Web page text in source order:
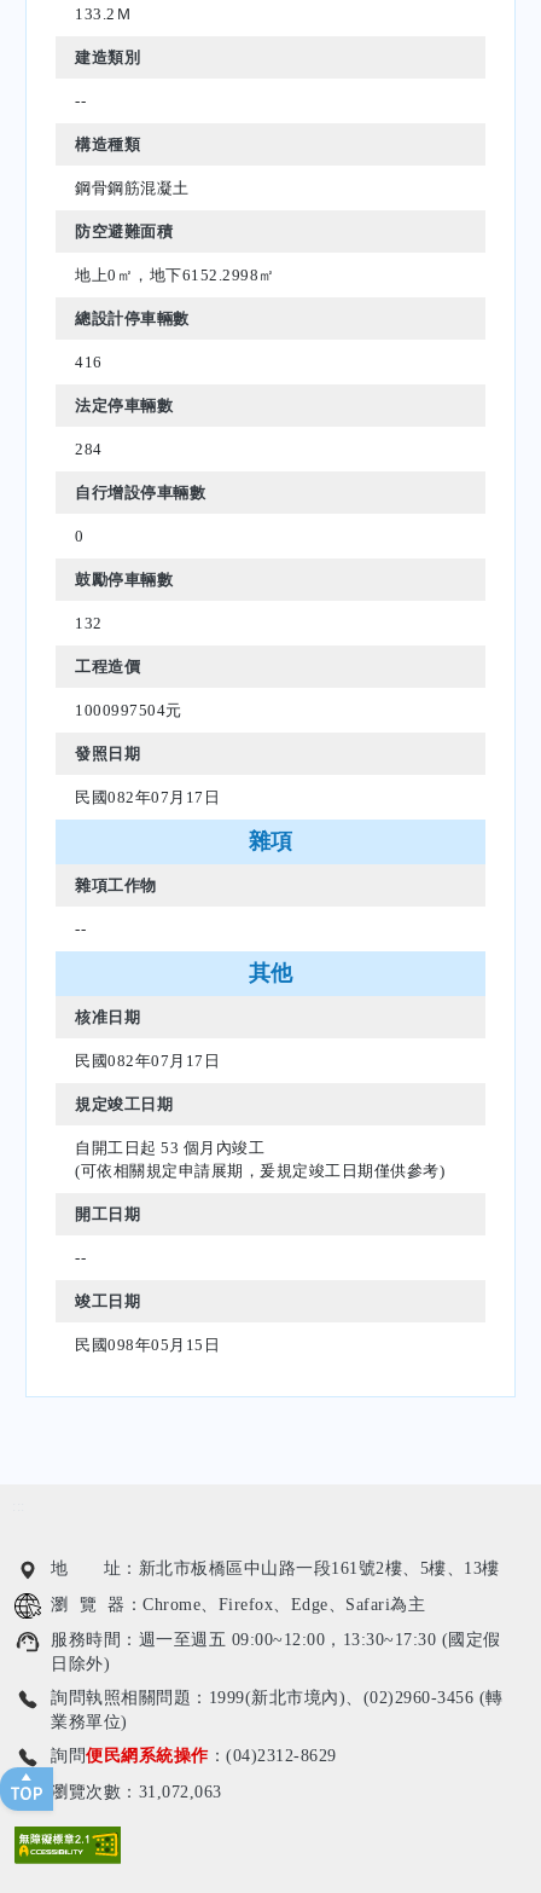
133.2Ｍ
建造類別
--
構造種類
鋼骨鋼筋混凝土
防空避難面積
地上0㎡，地下6152.2998㎡
總設計停車輛數
416
法定停車輛數
284
自行增設停車輛數
0
鼓勵停車輛數
132
工程造價
1000997504元
發照日期
民國082年07月17日
雜項
雜項工作物
--
其他
核准日期
民國082年07月17日
規定竣工日期
自開工日起 53 個月內竣工
(可依相關規定申請展期，爰規定竣工日期僅供參考)
開工日期
--
竣工日期
民國098年05月15日
地 址：新北市板橋區中山路一段161號2樓、5樓、13樓
瀏 覽 器：Chrome、Firefox、Edge、Safari為主
服務時間：週一至週五 09:00~12:00，13:30~17:30 (國定假
日除外)
詢問執照相關問題：1999(新北市境內)、(02)2960-3456 (轉
業務單位)
詢問便民網系統操作 ：(04)2312-8629
瀏覽次數：31,072,063